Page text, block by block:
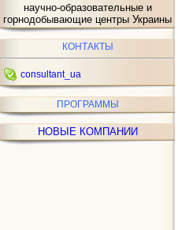
научно-образовательные и
горнодобывающие центры Украины
КОНТАКТЫ
consultant_ua
ПРОГРАММЫ
НОВЫЕ КОМПАНИИ